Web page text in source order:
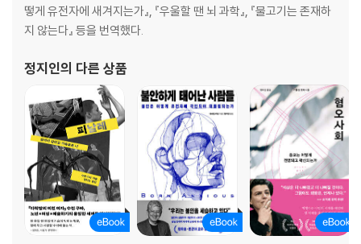
떻게 유전자에 새겨지는가』, 『우울할 땐 뇌 과학』, 『물고기는 존재하
지 않는다』 등을 번역했다.
정지인의 다른 상품